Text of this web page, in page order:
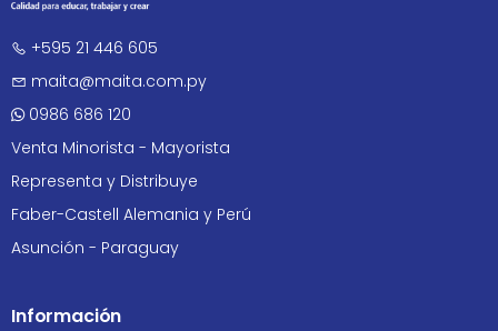
+595 21 446 605
maita@maita.com.py
0986 686 120
Venta Minorista - Mayorista
Representa y Distribuye
Faber-Castell Alemania y Perú
Asunción - Paraguay
Información